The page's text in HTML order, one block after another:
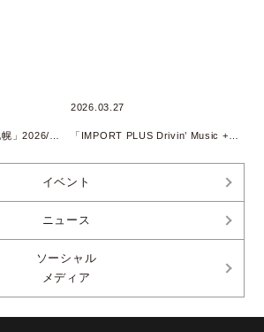
2026.03.27
イベント
ニュース
ソーシャル
メディア